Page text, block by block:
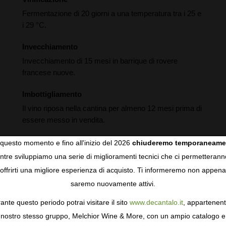
Fermentazione di 20 giorni a una temperatura tra i 25 e
i 29 °C.
Invecchiamento
Invecchiamento di 15 mesi in barrique di rovere
francese nuove.
Imbottigliamento
Il vino riposa nella cantina per almeno 12 mesi prima di
essere messo in vendita.
COOKIES
come i cookie per personalizzare e mejorar la tua
sulla privacy
per saperne di più, o gestisci le tue
Consenso.
momento e fino all'inizio del 2026 chiuderemo
sviluppiamo una serie di miglioramenti tecnici che ci
offrirti una migliore esperienza di acquisto. Ti informeremo non appena
saremo nuovamente attivi.
questo periodo potrai visitare il sito www.decantalo.it,
nostro stesso gruppo, Melchior Wine & More, con un ampio catalogo e